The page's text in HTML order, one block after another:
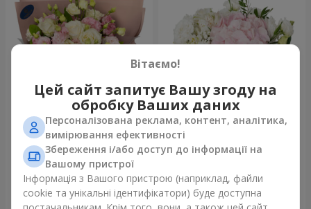
Букет "Пана Кота"
2 199 грн
Замовити
Композиція "Ніжний дотик"
Замовити
Вітаємо!
Цей сайт запитує Вашу згоду на
обробку Ваших даних
Персоналізована реклама, контент, аналітика,
вимірювання ефективності
Збереження і/або доступ до інформації на
Вашому пристрої
Інформація з Вашого пристрою (наприклад, файли
cookie та унікальні ідентифікатори) буде доступна